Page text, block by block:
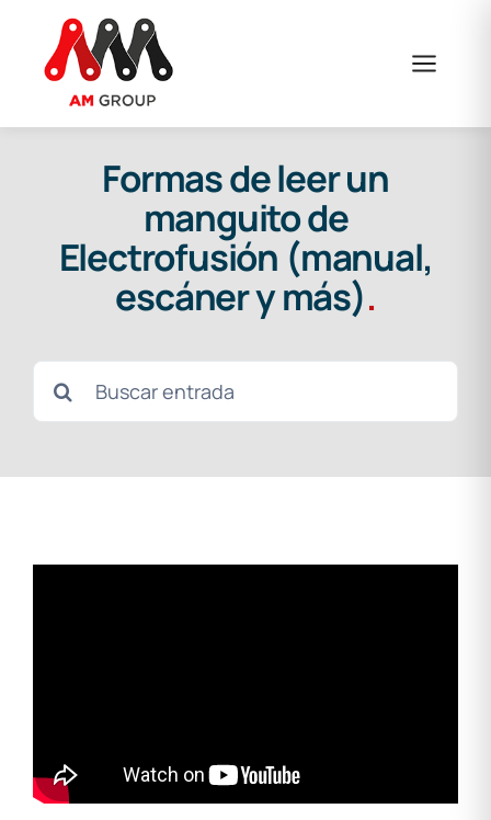
content
Formas de leer un
manguito de
Electrofusión (manual,
escáner y más).
Search
for: